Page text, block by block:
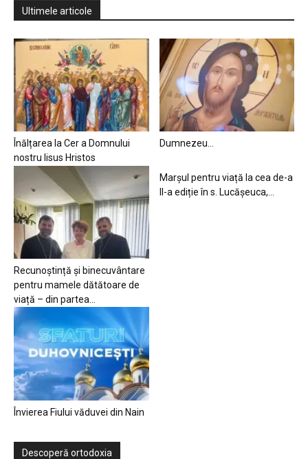
Ultimele articole
Înălțarea la Cer a Domnului
nostru Iisus Hristos
Dumnezeu…
Recunoștință și binecuvântare
pentru mamele dătătoare de
viață – din partea...
Marșul pentru viață la cea de-a
II-a ediție în s. Lucășeuca,...
Învierea Fiului văduvei din Nain
Descoperă ortodoxia